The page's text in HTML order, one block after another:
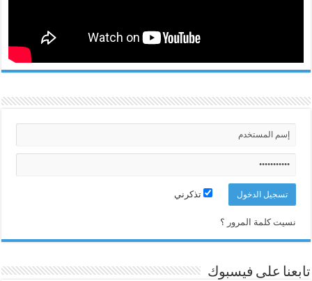
تذكرني
نسيت كلمة المرور ؟
تابعنا على فيسبوك